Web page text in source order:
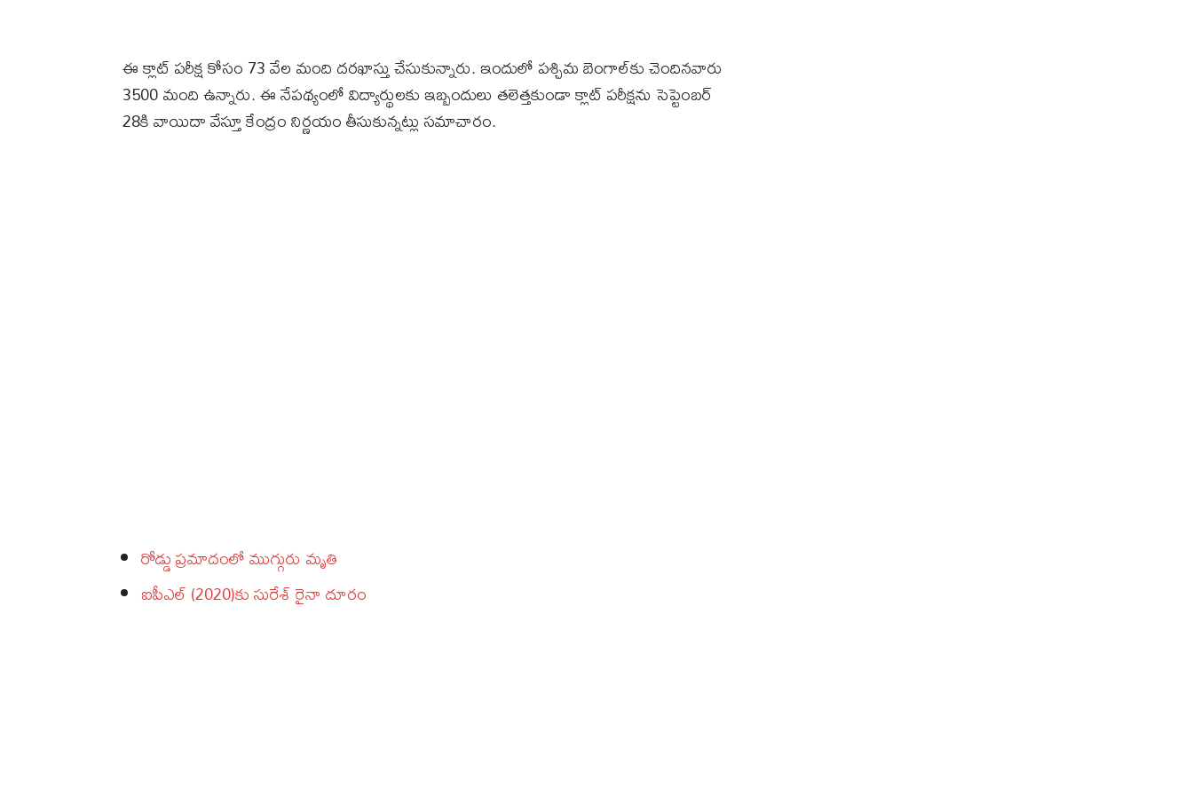
ఈ క్లాట్‌ పరీక్ష కోసం 73 వేల మంది దరఖాస్తు చేసుకున్నారు. ఇందులో పశ్చిమ బెంగాల్‌కు చెందినవారు
3500 మంది ఉన్నారు. ఈ నేపథ్యంలో విద్యార్థులకు ఇబ్బందులు తలెత్తకుండా క్లాట్‌ పరీక్షను సెప్టెంబర్‌
28కి వాయిదా వేస్తూ కేంద్రం నిర్ణయం తీసుకున్నట్లు సమాచారం.
రోడ్డు ప్రమాదంలో ముగ్గురు మృతి
ఐపీఎల్ (2020)‌కు సురేశ్‌ రైనా దూరం